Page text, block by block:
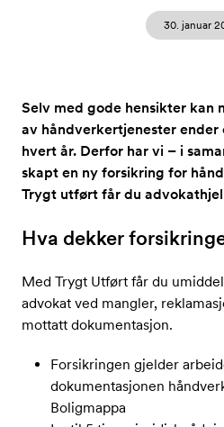
30. januar
Selv med gode hensikter kan
av håndverkertjenester
hvert år. Derfor har vi – i
skapt en ny forsikring for
Trygt utført får du
Hva dekker
Med Trygt Utført får du
advokat ved mangler,
mottatt dokumentasjon.
Forsikringen gjelder
dokumentasjonen
Boligmappa